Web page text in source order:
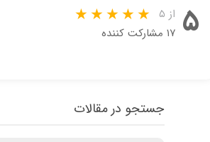
۵ از ۵
۱۷ مشارکت کننده
جستجو در مقالات